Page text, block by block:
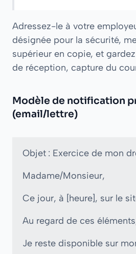
Adressez-le à votre
désignée pour la sécurité,
supérieur en copie, et
de réception, capture du
Modèle de notification
(email/lettre)
Objet : Exercice de mon
Madame/Monsieur,
Ce jour, à [heure], sur le
Au regard de ces
Je reste disponible sur